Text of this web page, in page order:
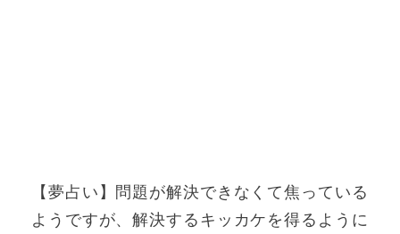
【夢占い】問題が解決できなくて焦っている
ようですが、解決するキッカケを得るように